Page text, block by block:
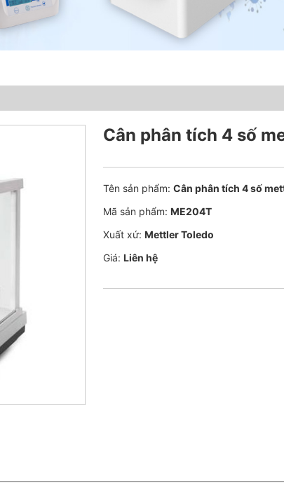
Cân phân tích 4 số
Tên sản phẩm: Cân phân tích 4 số
Mã sản phẩm: ME204T
Xuất xứ: Mettler Toledo
Giá: Liên hệ